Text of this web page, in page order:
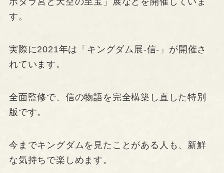
す。
実際に2021年は「キングダム展-信-」が開催さ
れています。
全面監修で、信の物語を完全構築し直した特別
版です。
今までキングダムを見たことがある人も、新鮮
な気持ちで楽しめます。